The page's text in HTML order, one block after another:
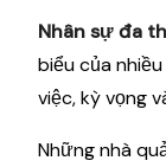
Nhân sự đa
biểu của
việc, kỳ vọng
Những nhà